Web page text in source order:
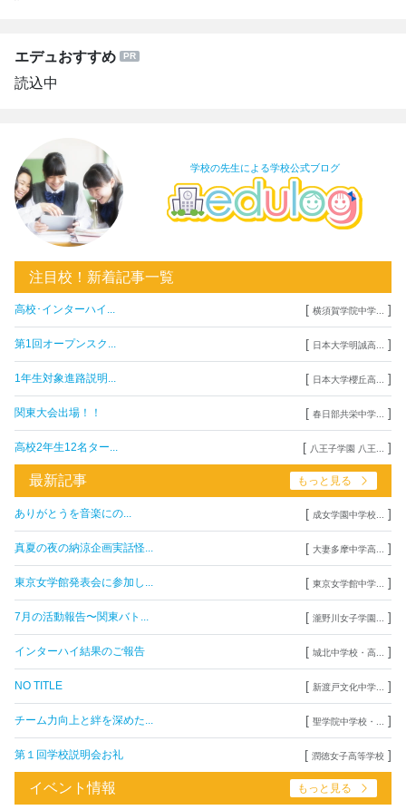
エデュおすすめ
読込中
学校の先生による学校公式ブログ
注目校！新着記事一覧
高校･インターハイ... [ 横須賀学院中学... ]
第1回オープンスク... [ 日本大学明誠高... ]
1年生対象進路説明... [ 日本大学櫻丘高... ]
関東大会出場！！ [ 春日部共栄中学... ]
高校2年生12名ター... [ 八王子学園 八王... ]
最新記事 もっと見る
ありがとうを音楽にの... [ 成女学園中学校... ]
真夏の夜の納涼企画実話怪... [ 大妻多摩中学高... ]
東京女学館発表会に参加し... [ 東京女学館中学... ]
7月の活動報告〜関東バト... [ 瀧野川女子学園... ]
インターハイ結果のご報告 [ 城北中学校・高... ]
NO TITLE [ 新渡戸文化中学... ]
チーム力向上と絆を深めた... [ 聖学院中学校・... ]
第１回学校説明会お礼 [ 潤徳女子高等学校 ]
イベント情報 もっと見る